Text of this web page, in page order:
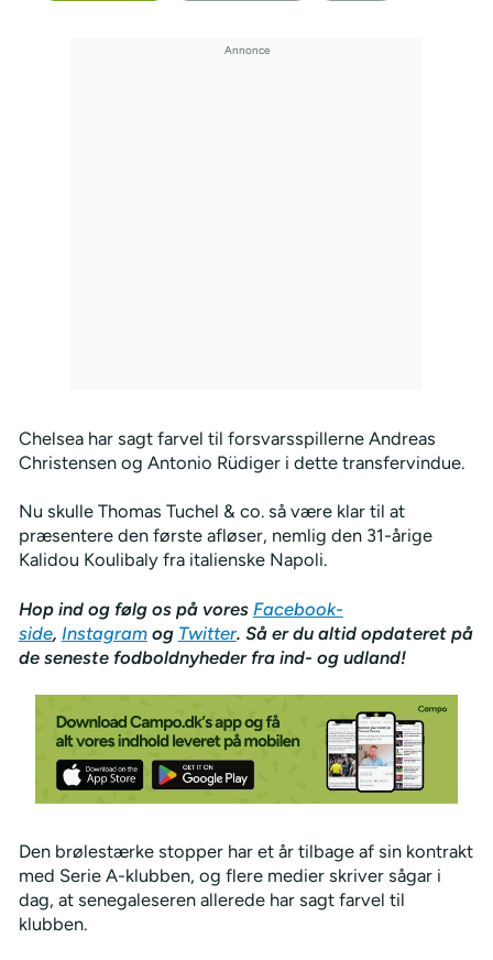
Chelsea har sagt farvel til forsvarsspillerne Andreas
Christensen og Antonio Rüdiger i dette transfervindue.
Nu skulle Thomas Tuchel & co. så være klar til at
præsentere den første afløser, nemlig den 31-årige
Kalidou Koulibaly fra italienske Napoli.
Hop ind og følg os på vores Facebook-
side, Instagramog Twitter. Så er du altid opdateret på
de seneste fodboldnyheder fra ind- og udland!
Den brølestærke stopper har et år tilbage af sin kontrakt
med Serie A-klubben, og flere medier skriver sågar i
dag, at senegaleseren allerede har sagt farvel til
klubben.